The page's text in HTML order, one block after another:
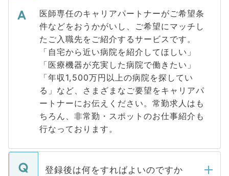
医師専任のキャリアパートナーがご希望条
件などをおうかがいし、ご希望にマッチし
たご入職先をご紹介するサービスです。
「自宅から近い病院を紹介してほしい」
「医療機器が充実した病院で働きたい」
「年収1,500万円以上の病院を探してい
る」など、さまざまなご要望をキャリアパ
ートナーにお伝えください。常勤求人はも
ちろん、非常勤・スポットのお仕事紹介も
行なっております。
登録後は何をすればよいのですか